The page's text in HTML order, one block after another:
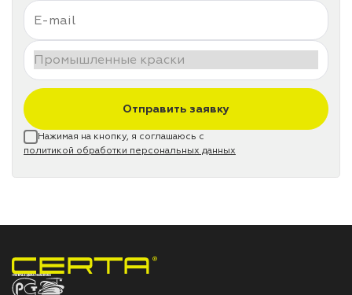
Отправить заявку
Нажимая на кнопку, я соглашаюсь с
политикой обработки персональных данных
НПП «СПЕКТР» ЗАВОД ЛАКОКРАСОЧНЫХ МАТЕРИАЛОВ